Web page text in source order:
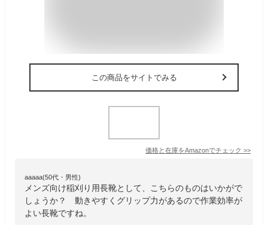
この商品をサイトでみる
価格と在庫をAmazonでチェック >>
aaaaa(50代・男性)
メンズ向け稲刈り用長靴として、こちらのものはいかがで
しょうか？ 動きやすくグリップ力があるので作業効率が
よい長靴ですね。